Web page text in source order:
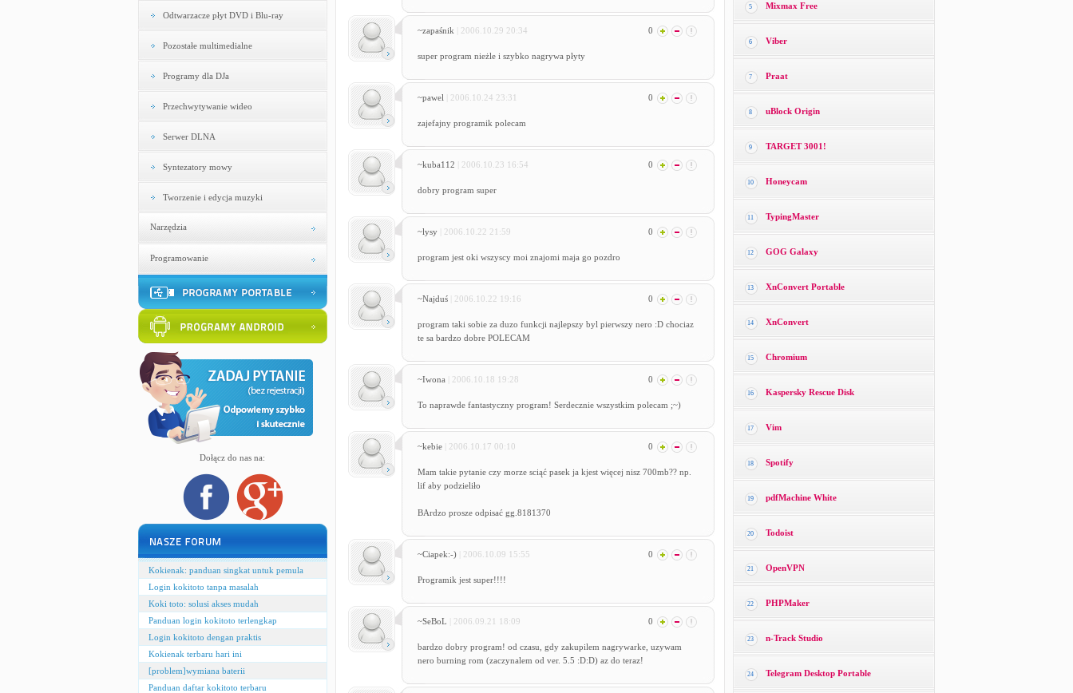
Odtwarzacze płyt DVD i Blu-ray
Pozostałe multimedialne
Programy dla DJa
Przechwytywanie wideo
Serwer DLNA
Syntezatory mowy
Tworzenie i edycja muzyki
Narzędzia
Programowanie
Dołącz do nas na:
Kokienak: panduan singkat untuk pemula
Login kokitoto tanpa masalah
Koki toto: solusi akses mudah
Panduan login kokitoto terlengkap
Login kokitoto dengan praktis
Kokienak terbaru hari ini
[problem]wymiana baterii
Panduan daftar kokitoto terbaru
~zapaśnik | 2006.10.29 20:34 0
super program nieżle i szybko nagrywa płyty
~pawel | 2006.10.24 23:31 0
zajefajny programik polecam
~kuba112 | 2006.10.23 16:54 0
dobry program super
~lysy | 2006.10.22 21:59 0
program jest oki wszyscy moi znajomi maja go pozdro
~Najduś | 2006.10.22 19:16 0
program taki sobie za duzo funkcji najlepszy byl pierwszy nero :D chociaz
te sa bardzo dobre POLECAM
~Iwona | 2006.10.18 19:28 0
To naprawde fantastyczny program! Serdecznie wszystkim polecam ;~)
~kebie | 2006.10.17 00:10 0
Mam takie pytanie czy morze sciąć pasek ja kjest więcej nisz 700mb?? np.
lif aby podzieliło
BArdzo prosze odpisać gg.8181370
~Ciapek:-) | 2006.10.09 15:55 0
Programik jest super!!!!
~SeBoL | 2006.09.21 18:09 0
bardzo dobry program! od czasu, gdy zakupilem nagrywarke, uzywam
nero burning rom (zaczynalem od ver. 5.5 :D:D) az do teraz!
5 Mixmax Free
6 Viber
7 Praat
8 uBlock Origin
9 TARGET 3001!
10 Honeycam
11 TypingMaster
12 GOG Galaxy
13 XnConvert Portable
14 XnConvert
15 Chromium
16 Kaspersky Rescue Disk
17 Vim
18 Spotify
19 pdfMachine White
20 Todoist
21 OpenVPN
22 PHPMaker
23 n-Track Studio
24 Telegram Desktop Portable